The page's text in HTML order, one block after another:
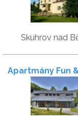
Skuhrov nad
Apartmány Fun